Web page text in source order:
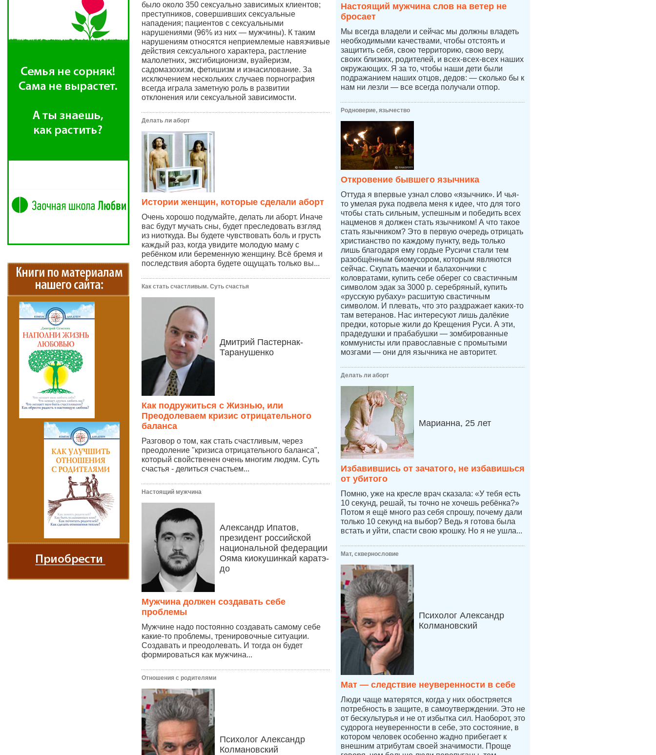
было около 350 сексуально зависимых клиентов;
преступников, совершивших сексуальные
нападения; пациентов с сексуальными
нарушениями (96% из них — мужчины). К таким
нарушениям относятся неприемлемые навязчивые
действия сексуального характера, растление
малолетних, эксгибиционизм, вуайеризм,
садомазохизм, фетишизм и изнасилование. За
исключением нескольких случаев порнография
всегда играла заметную роль в развитии
отклонения или сексуальной зависимости.
Делать ли аборт
Истории женщин, которые сделали аборт
Очень хорошо подумайте, делать ли аборт. Иначе
вас будут мучать сны, будет преследовать взгляд
из ниоткуда. Вы будете чувствовать боль и грусть
каждый раз, когда увидите молодую маму с
ребёнком или беременную женщину. Всё бремя и
последствия аборта будете ощущать только вы...
Как стать счастливым. Суть счастья
Дмитрий Пастернак-
Таранушенко
Как подружиться с Жизнью, или
Преодолеваем кризис отрицательного
баланса
Разговор о том, как стать счастливым, через
преодоление "кризиса отрицательного баланса",
который свойственен очень многим людям. Суть
счастья - делиться счастьем...
Настоящий мужчина
Александр Ипатов,
президент российской
национальной федерации
Ояма киокушинкай каратэ-
до
Мужчина должен создавать себе
проблемы
Мужчине надо постоянно создавать самому себе
какие-то проблемы, тренировочные ситуации.
Создавать и преодолевать. И тогда он будет
формироваться как мужчина...
Отношения с родителями
Психолог Александр
Колмановский
Настоящий мужчина слов на ветер не
бросает
Мы всегда владели и сейчас мы должны владеть
необходимыми качествами, чтобы отстоять и
защитить себя, свою территорию, свою веру,
своих близких, родителей, и всех-всех-всех наших
окружающих. Я за то, чтобы наши дети были
подражанием наших отцов, дедов: — сколько бы к
нам ни лезли — все всегда получали отпор.
Родноверие, язычество
Откровение бывшего язычника
Оттуда я впервые узнал слово «язычник». И чья-
то умелая рука подвела меня к идее, что для того
чтобы стать сильным, успешным и победить всех
нацменов я должен стать язычником! А что такое
стать язычником? Это в первую очередь отрицать
христианство по каждому пункту, ведь только
лишь благодаря ему гордые Русичи стали тем
разобщённым биомусором, которым являются
сейчас. Скупать маечки и балахончики с
коловратами, купить себе оберег со свастичным
символом эдак за 3000 р. серебряный, купить
«русскую рубаху» расшитую свастичным
символом. И плевать, что это раздражает каких-то
там ветеранов. Нас интересуют лишь далёкие
предки, которые жили до Крещения Руси. А эти,
прадедушки и прабабушки — зомбированные
коммунисты или православные с промытыми
мозгами — они для язычника не авторитет.
Делать ли аборт
Марианна, 25 лет
Избавившись от зачатого, не избавишься
от убитого
Помню, уже на кресле врач сказала: «У тебя есть
10 секунд, решай, ты точно не хочешь ребёнка?»
Потом я ещё много раз себя спрошу, почему дали
только 10 секунд на выбор? Ведь я готова была
встать и уйти, спасти свою крошку. Но я не ушла...
Мат, сквернословие
Психолог Александр
Колмановский
Мат — следствие неуверенности в себе
Люди чаще матерятся, когда у них обостряется
потребность в защите, в самоутверждении. Это не
от бескультурья и не от избытка сил. Наоборот, это
судорога неуверенности в себе, это состояние, в
котором человек особенно жадно прибегает к
внешним атрибутам своей значимости. Проще